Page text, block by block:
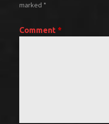
marked *
Comment *